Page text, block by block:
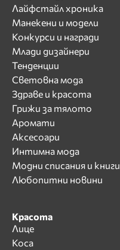
Лайфстайл хроника
Манекени и модели
Конкурси и награди
Млади дизайнери
Тенденции
Световна мода
Здраве и красота
Грижи за тялото
Аромати
Аксесоари
Интимна мода
Модни списания и книги
Любопитни новини
Красота
Лице
Коса